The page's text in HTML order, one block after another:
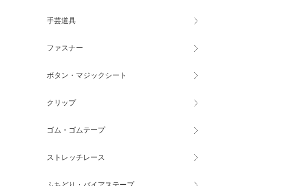
手芸道具
ファスナー
ボタン・マジックシート
クリップ
ゴム・ゴムテープ
ストレッチレース